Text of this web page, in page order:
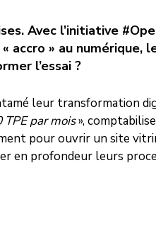
Avec l’initiative
accro » au numérique,
l’essai ?
leur transformation
par mois»,
pour ouvrir un site
en profondeur leurs